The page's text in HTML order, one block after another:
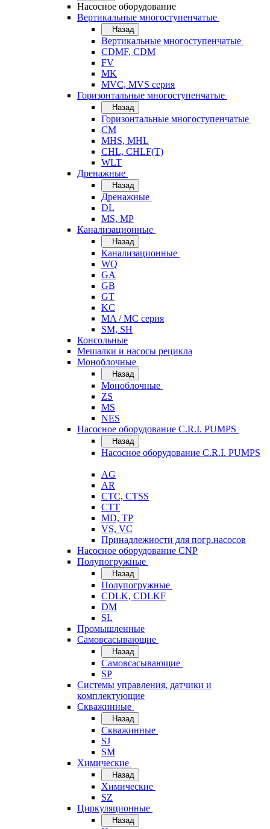
Насосное оборудование
Вертикальные многоступенчатые
Назад
Вертикальные многоступенчатые
CDMF, CDM
FV
MK
MVC, MVS серия
Горизонтальные многоступенчатые
Назад
Горизонтальные многоступенчатые
CM
MHS, MHL
CHL, CHLF(T)
WLT
Дренажные
Назад
Дренажные
DL
MS, MP
Канализационные
Назад
Канализационные
WQ
GA
GB
GT
KC
MA / MC серия
SM, SH
Консольные
Мешалки и насосы рецикла
Моноблочные
Назад
Моноблочные
ZS
MS
NES
Насосное оборудование C.R.I. PUMPS
Назад
Насосное оборудование C.R.I. PUMPS
AG
AR
CTC, CTSS
CTT
MD, TP
VS, VC
Принадлежности для погр.насосов
Насосное оборудование CNP
Полупогружные
Назад
Полупогружные
CDLK, CDLKF
DM
SL
Промышленные
Самовсасывающие
Назад
Самовсасывающие
SP
Системы управления, датчики и
комплектующие
Скважинные
Назад
Скважинные
SJ
SM
Химические
Назад
Химические
SZ
Циркуляционные
Назад